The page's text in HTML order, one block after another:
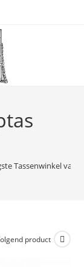
Tassenwinkel van
product